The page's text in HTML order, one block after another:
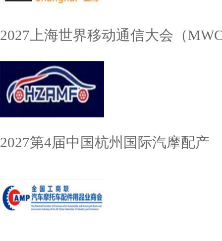
2027上海世界移动通信大会（
2027第4届中国杭州国际汽摩配产